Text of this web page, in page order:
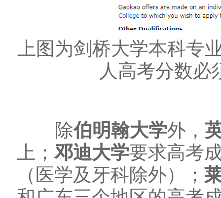
上图为剑桥大学本科专
人高考分数必
除伯明翰大学外，
上；邓迪大学要求高考
（医学及牙科除外）；